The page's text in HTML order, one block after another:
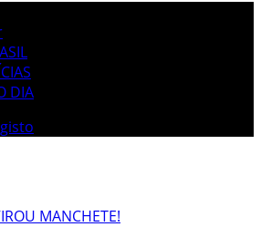
DIA
MANCHETE!